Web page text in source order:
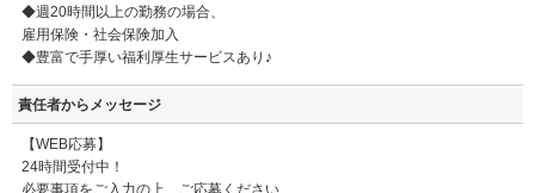
◆週20時間以上の勤務の場合、
雇用保険・社会保険加入
◆豊富で手厚い福利厚生サービスあり♪
責任者からメッセージ
【WEB応募】
24時間受付中！
必要事項をご入力の上、ご応募ください